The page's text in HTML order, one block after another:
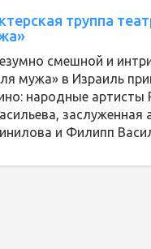
труппа
смешной и
мужа» в Израиль
народные
и Филипп